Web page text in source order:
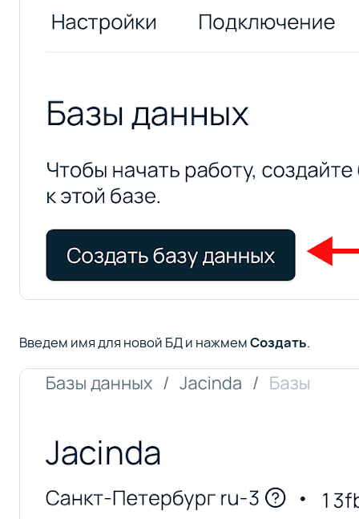
Введем имя для новой БД и нажмемСоздать.